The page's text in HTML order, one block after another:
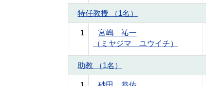
特任教授 （1名）
1
宮嶋 祐一
（ミヤジマ ユウイチ）
助教 （1名）